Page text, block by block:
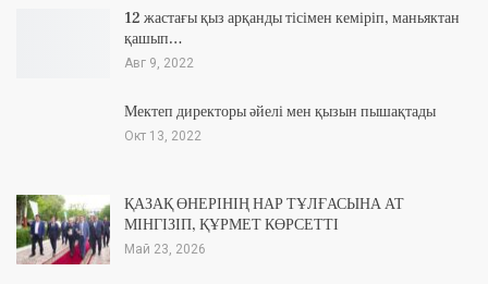
12 жастағы қыз арқанды тісімен кеміріп, маньяктан
қашып…
Авг 9, 2022
Мектеп директоры әйелі мен қызын пышақтады
Окт 13, 2022
ҚАЗАҚ ӨНЕРІНІҢ НАР ТҰЛҒАСЫНА АТ
МІНГІЗІП, ҚҰРМЕТ КӨРСЕТТІ
Май 23, 2026